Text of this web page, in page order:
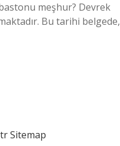
meşhur? Devrek
Bu tarihi belgede,
Sitemap